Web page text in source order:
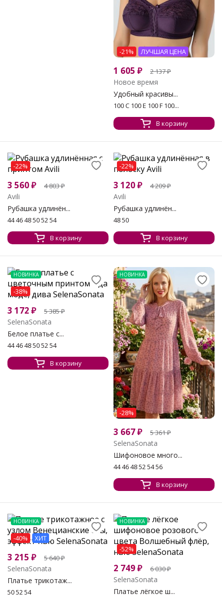
-21% ЛУЧШАЯ ЦЕНА
1 605 ₽ 2 137₽
Новое время
Удобный красивы...
100 C 100 E 100 F 100...
В корзину
-22%
3 560₽ 4 803₽
Avili
Рубашка удлинён...
44 46 48 50 52 54
В корзину
-22%
3 120₽ 4 209₽
Avili
Рубашка удлинён...
48 50
В корзину
НОВИНКА
-38%
3 172 ₽ 5 385₽
SelenaSonata
Белое платье с...
44 46 48 50 52 54
В корзину
НОВИНКА
-28%
3 667₽ 5 361₽
SelenaSonata
Шифоновое много...
44 46 48 52 54 56
В корзину
НОВИНКА
-40% ХИТ
3 215 ₽ 5 640₽
SelenaSonata
Платье трикотаж...
50 52 54
НОВИНКА
-52%
2 749₽ 6 030₽
SelenaSonata
Платье лёгкое ш...